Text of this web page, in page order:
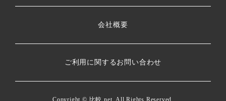
会社概要
ご利用に関するお問い合わせ
Copyright © 比較.net . All Rights Reserved.